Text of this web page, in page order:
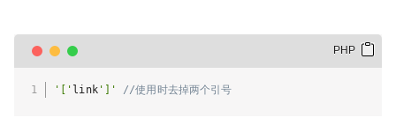
'[' link']' //使用时去掉两个引号